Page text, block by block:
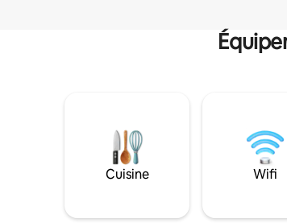
Cuisine Wifi